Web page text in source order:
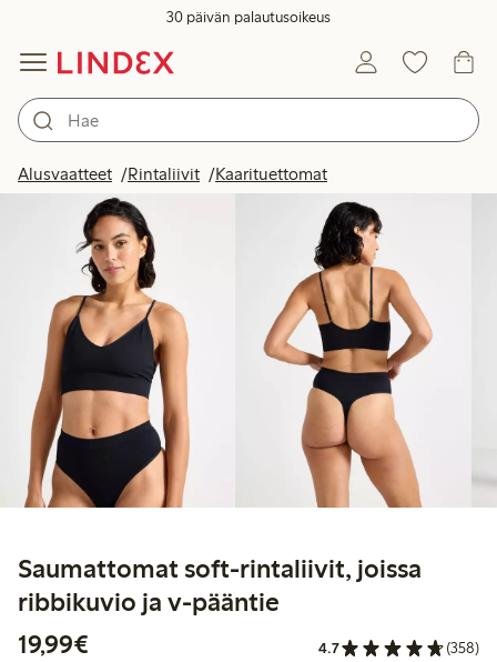
30 päivän palautusoikeus
Alusvaatteet Rintaliivit KaarituettomatTuotteet kuvassa
Saumattomat soft-rintaliivit, joissa
ribbikuvio ja v-pääntie
19,99€
4.7 (358)